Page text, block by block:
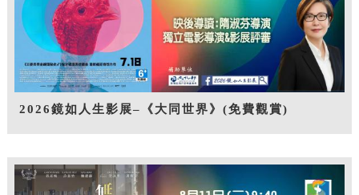
2026鏡如人生影展–《大同世界》(免費觀賞)